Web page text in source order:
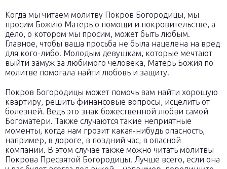
Когда мы читаем молитву Покров Богородицы, мы
просим Божию Матерь о помощи и покровительстве, а
дело, о котором мы просим, может быть любым.
Главное, чтобы ваша просьба не была нацелена на вред
для кого-либо. Молодым девушкам, которые мечтают
выйти замуж за любимого человека, Матерь Божия по
молитве помогала найти любовь и защиту.
Покров Богородицы может помочь вам найти хорошую
квартиру, решить финансовые вопросы, исцелить от
болезней. Ведь это знак божественной любви самой
Богоматери. Также случаются такие неприятные
моменты, когда нам грозит какая-нибудь опасность,
например, в дороге, в поздний час, в опасной
компании. В этом случае также можно читать молитвы
Покрова Пресвятой Богородицы. Лучше всего, если она